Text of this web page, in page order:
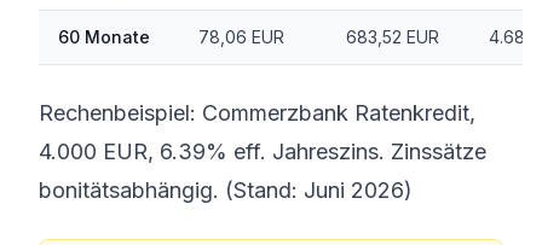
60 Monate 78,06 EUR 683,52 EUR
Rechenbeispiel: Commerzbank Ratenkredit,
4.000 EUR, 6.39% eff. Jahreszins. Zinssätze
bonitätsabhängig. (Stand: Juni 2026)